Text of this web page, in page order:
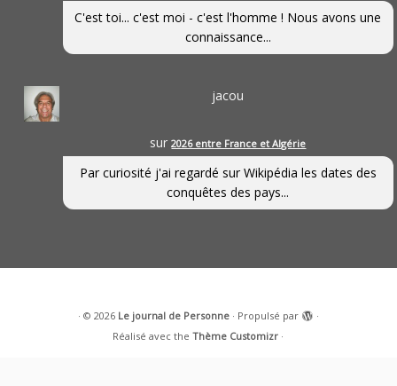
C'est toi... c'est moi - c'est l'homme ! Nous avons une
connaissance...
jacou
sur2026 entre France et Algérie
Par curiosité j'ai regardé sur Wikipédia les dates des
conquêtes des pays...
· © 2026 Le journal de Personne· Propulsé par
·
Réalisé avec theThème Customizr ·